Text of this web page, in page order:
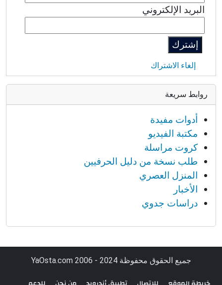
البريد الإلكتروني
إلغاء الاشتراك
روابط سريعة
أدوات مفيدة
مكتبة الفيديو
كروت مراسلة
طلب نسخة من دليل الحرفيين
المنزل العصري
الأخبار
دراسات جدوي
جميع الحقوق محفوظة YaOsta.com 2006 - 2024